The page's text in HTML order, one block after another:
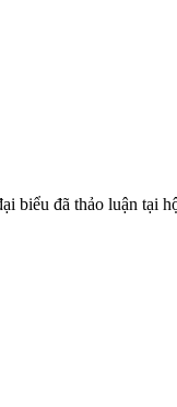
đã thảo luận tại